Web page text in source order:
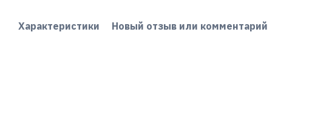
Характеристики Новый отзыв или комментарий